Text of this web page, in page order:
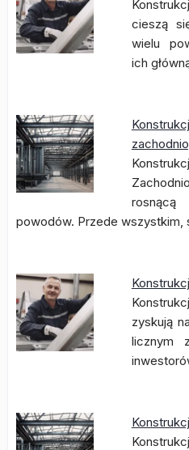
cieszą
wielu
ich
powodów. Przede wszystkim,
zyskują
licznym